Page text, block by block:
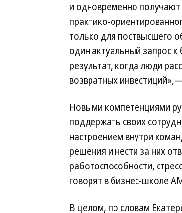
и одновременно
практико-
только для поствысшего
один актуальный запрос
результат, когда люди
возвратных
Новыми компетенциями
поддержать своих
настроением внутри
решения и нести за них
работоспособности,
говорят в бизнес-школе
В целом, по словам